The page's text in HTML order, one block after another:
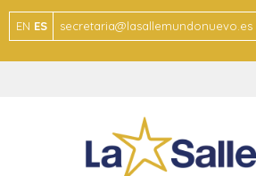
EN ES secretaria@lasallemundonuevo.es